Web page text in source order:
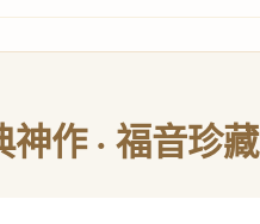
作 · 福音珍藏